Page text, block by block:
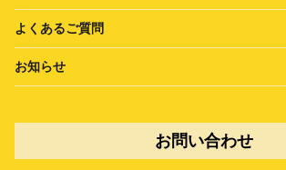
よくあるご質問
お知らせ
お問い合わせ